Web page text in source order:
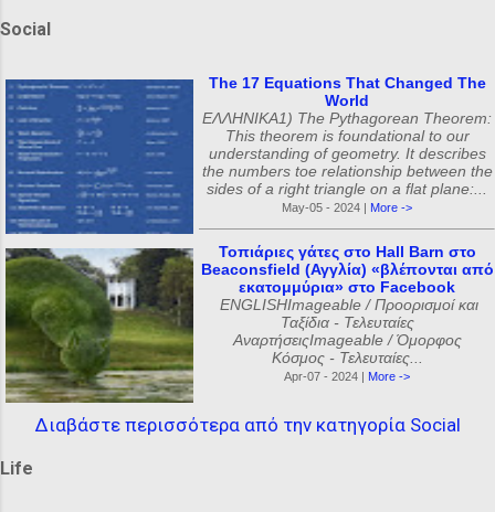
Social
The 17 Equations That Changed The
World
ΕΛΛΗΝΙΚΑ1) The Pythagorean Theorem:
This theorem is foundational to our
understanding of geometry. It describes
the numbers toe relationship between the
sides of a right triangle on a flat plane:...
May-05 - 2024 | More ->
Τοπιάριες γάτες στο Hall Barn στο
Beaconsfield (Αγγλία) «βλέπονται από
εκατομμύρια» στο Facebook
ENGLISHImageable / Προορισμοί και
Ταξίδια - Τελευταίες
ΑναρτήσειςImageable / Όμορφος
Κόσμος - Τελευταίες...
Apr-07 - 2024 | More ->
Διαβάστε περισσότερα από την κατηγορία Social
Life